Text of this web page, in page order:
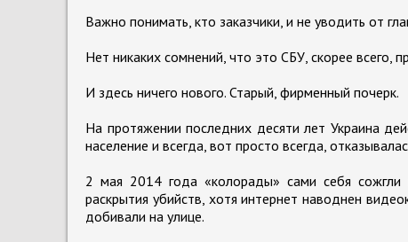
Важно понимать, кто заказчики, и не уводить от
Нет никаких сомнений, что это СБУ, скорее всего,
И здесь ничего нового. Старый, фирменный почерк.
На протяжении последних десяти лет Украина
население и всегда, вот просто всегда,
2 мая 2014 года «колорады» сами себя
раскрытия убийств, хотя интернет наводнен
добивали на улице.